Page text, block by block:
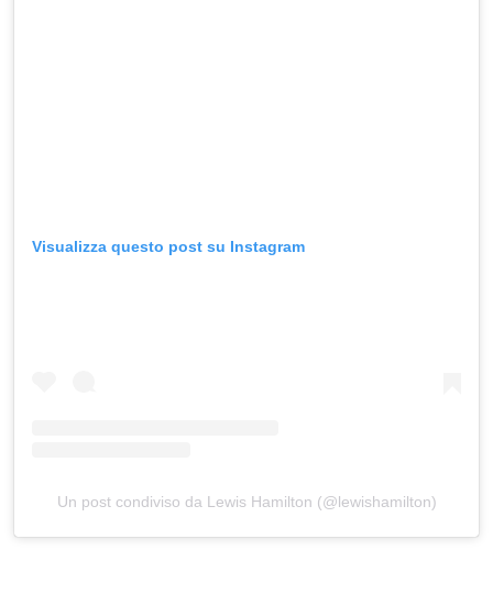
Visualizza questo post su Instagram
Un post condiviso da Lewis Hamilton (@lewishamilton)